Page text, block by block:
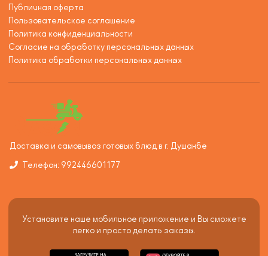
Публичная оферта
Пользовательское соглашение
Политика конфиденциальности
Согласие на обработку персональных данных
Политика обработки персональных данных
Доставка и самовывоз готовых блюд в г. Душанбе
Телефон: 992446601177
Установите наше мобильное приложение и Вы сможете
легко и просто делать заказы.